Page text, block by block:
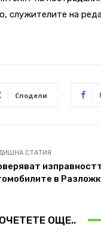
служителите на
Сподели
СТАТИЯ
в
ОЩЕ..